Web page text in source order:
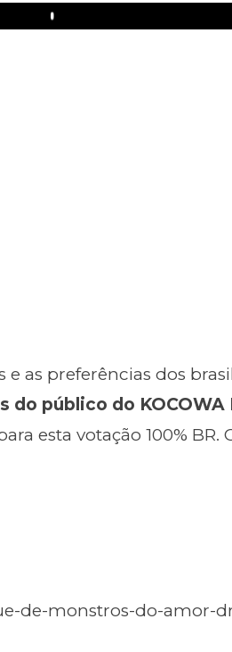
Play
as preferências dos
do público do KOCOWA
esta votação 100% BR.
de-monstros-do-amor-